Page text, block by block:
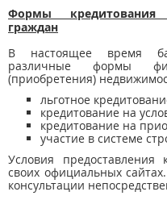
Формы кредитования
граждан
В настоящее время
различные формы
(приобретения)
льготное
кредитование на
кредитование на
участие в системе
Условия
своих официальных
консультации